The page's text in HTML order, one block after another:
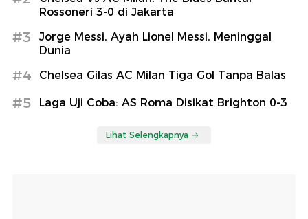
Rossoneri 3-0 di Jakarta
#3
Jorge Messi, Ayah Lionel Messi, Meninggal
Dunia
#4 Chelsea Gilas AC Milan Tiga Gol Tanpa Balas
#5 Laga Uji Coba: AS Roma Disikat Brighton 0-3
Lihat Selengkapnya